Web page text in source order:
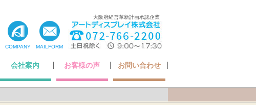
大阪府経営革新計画承認企業
COMPANY MAILFORM
会社案内 お客様の声 お問い合わせ